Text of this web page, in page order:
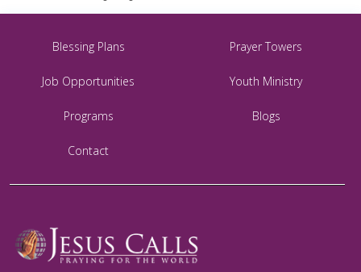
Blessing Plans Prayer Towers
Job Opportunities Youth Ministry
Programs Blogs
Contact